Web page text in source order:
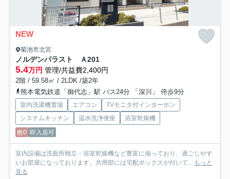
NEW
菊池市北宮
ノルデンパラスト Ａ201
5.4万円 管理/共益費2,400円
2階 / 59.58㎡ / 2LDK /築2年
熊本電気鉄道「御代志」駅 バス24分 「深川」 停歩9分
室内洗濯機置場 エアコン
TVモニタ付インターホン
システムキッチン
温水洗浄便座
浴室乾燥機
敷0 即入居可
室内設備は洗面所独立・浴室乾燥機など豊富に揃っており、過ごしやす
いお部屋になっております。共用部には宅配ボックスが付いて... もっと
見る